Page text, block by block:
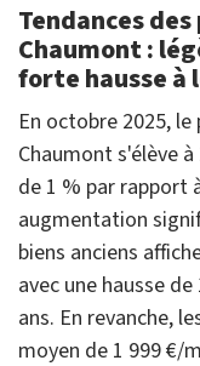
Tendances
Chaumont :
forte hausse à
En octobre 2025,
Chaumont s'élève
de 1 % par rapport
augmentation
biens anciens
avec une hausse
ans. En revanche,
moyen de 1 999 €/